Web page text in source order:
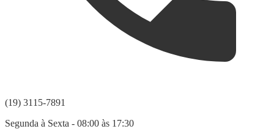
(19) 3115-7891
Segunda à Sexta - 08:00 às 17:30